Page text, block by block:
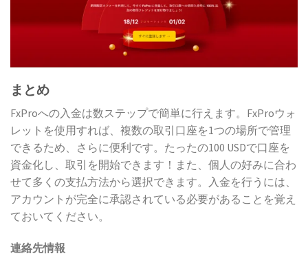
まとめ
FxProへの入金は数ステップで簡単に行えます。FxProウォ
レットを使用すれば、複数の取引口座を1つの場所で管理
できるため、さらに便利です。たったの100 USDで口座を
資金化し、取引を開始できます！また、個人の好みに合わ
せて多くの支払方法から選択できます。入金を行うには、
アカウントが完全に承認されている必要があることを覚え
ておいてください。
連絡先情報